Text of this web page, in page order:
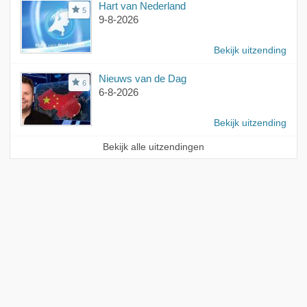
5
Hart van Nederland
9-8-2026
Bekijk uitzending
6
Nieuws van de Dag
6-8-2026
Bekijk uitzending
Bekijk alle uitzendingen